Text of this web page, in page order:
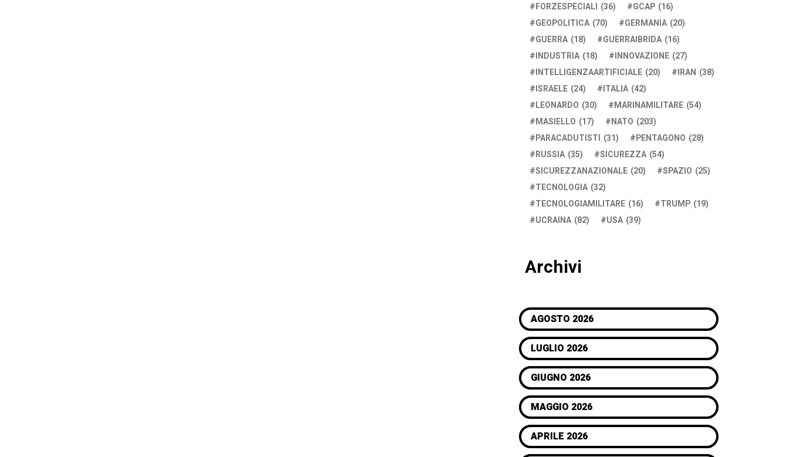
FORZESPECIALI (36) GCAP (16)
GEOPOLITICA (70) GERMANIA (20)
GUERRA (18) GUERRAIBRIDA (16)
INDUSTRIA (18) INNOVAZIONE (27)
INTELLIGENZAARTIFICIALE (20) IRAN (38)
ISRAELE (24) ITALIA (42)
LEONARDO (30) MARINAMILITARE (54)
MASIELLO (17) NATO (203)
PARACADUTISTI (31) PENTAGONO (28)
RUSSIA (35) SICUREZZA (54)
SICUREZZANAZIONALE (20) SPAZIO (25)
TECNOLOGIA (32)
TECNOLOGIAMILITARE (16) TRUMP (19)
UCRAINA (82) USA (39)
Archivi
AGOSTO 2026
LUGLIO 2026
GIUGNO 2026
MAGGIO 2026
APRILE 2026